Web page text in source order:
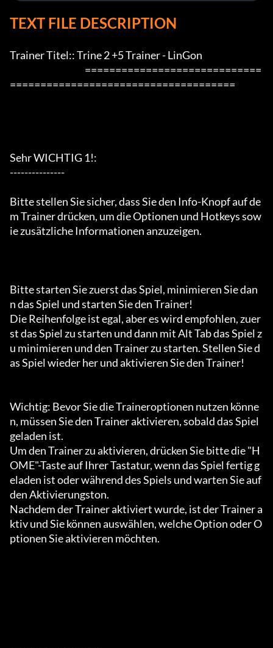
TEXT FILE DESCRIPTION
Trainer Titel:: Trine 2 +5 Trainer - LinGon
=====================================
Sehr WICHTIG 1!:
---------------
Bitte stellen Sie sicher, dass Sie den Info-Knopf auf de
m Trainer drücken, um die Optionen und Hotkeys sow
ie zusätzliche Informationen anzuzeigen.
Bitte starten Sie zuerst das Spiel, minimieren Sie dan
n das Spiel und starten Sie den Trainer!
Die Reihenfolge ist egal, aber es wird empfohlen, zuer
st das Spiel zu starten und dann mit Alt Tab das Spiel z
u minimieren und den Trainer zu starten. Stellen Sie d
as Spiel wieder her und aktivieren Sie den Trainer!
Wichtig: Bevor Sie die Traineroptionen nutzen könne
n, müssen Sie den Trainer aktivieren, sobald das Spiel
geladen ist.
Um den Trainer zu aktivieren, drücken Sie bitte die "H
OME"-Taste auf Ihrer Tastatur, wenn das Spiel fertig g
eladen ist oder während des Spiels und warten Sie auf
den Aktivierungston.
Nachdem der Trainer aktiviert wurde, ist der Trainer a
ktiv und Sie können auswählen, welche Option oder O
ptionen Sie aktivieren möchten.